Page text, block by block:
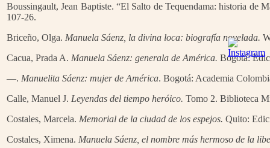
Boussingault, Jean Baptiste. “El Salto de Tequendama: historia de
107-26.
Briceño, Olga. Manuela Sáenz, la divina loca: biografía novelada.
Cacua, Prada A. Manuela Sáenz: generala de América. Bogotá:
—. Manuelita Sáenz: mujer de América. Bogotá: Academia
Calle, Manuel J. Leyendas del tiempo heróico. Tomo 2. Biblioteca
Costales, Marcela. Memorial de la ciudad de los espejos. Quito:
Costales, Ximena. Manuela Sáenz, el nombre más hermoso de la